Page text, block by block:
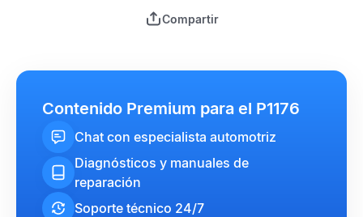
Compartir
Contenido Premium para el P1176
Chat con especialista automotriz
Diagnósticos y manuales de
reparación
Soporte técnico 24/7